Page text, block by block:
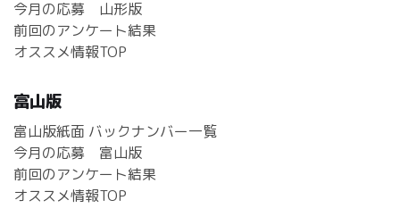
今月の応募 山形版
前回のアンケート結果
オススメ情報TOP
富山版
富山版紙面 バックナンバー一覧
今月の応募 富山版
前回のアンケート結果
オススメ情報TOP